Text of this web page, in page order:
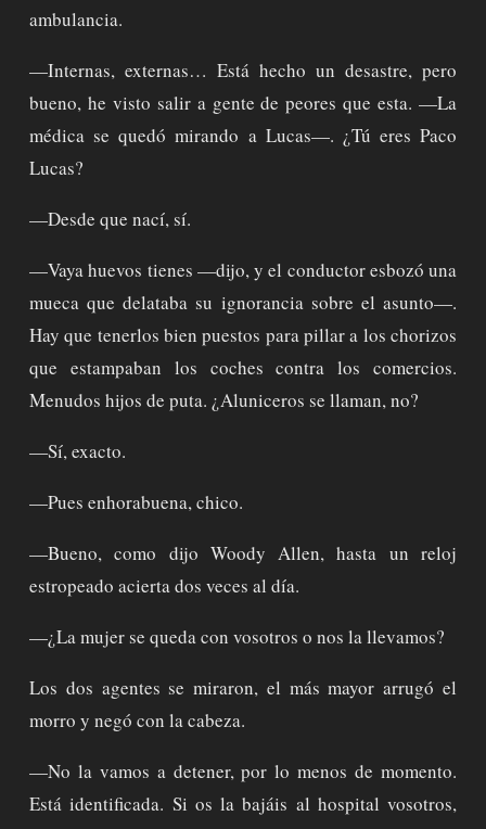
ambulancia.
—Internas, externas… Está hecho un desastre, pero
bueno, he visto salir a gente de peores que esta. —La
médica se quedó mirando a Lucas—. ¿Tú eres Paco
Lucas?
—Desde que nací, sí.
—Vaya huevos tienes —dijo, y el conductor esbozó una
mueca que delataba su ignorancia sobre el asunto—.
Hay que tenerlos bien puestos para pillar a los chorizos
que estampaban los coches contra los comercios.
Menudos hijos de puta. ¿Aluniceros se llaman, no?
—Sí, exacto.
—Pues enhorabuena, chico.
—Bueno, como dijo Woody Allen, hasta un reloj
estropeado acierta dos veces al día.
—¿La mujer se queda con vosotros o nos la llevamos?
Los dos agentes se miraron, el más mayor arrugó el
morro y negó con la cabeza.
—No la vamos a detener, por lo menos de momento.
Está identificada. Si os la bajáis al hospital vosotros,